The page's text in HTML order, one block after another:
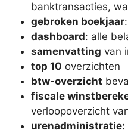
banktransacties,
gebroken boekjaar
dashboard: alle
samenvatting van
top 10 overzichten
btw-overzicht
fiscale
verloopoverzicht
urenadministratie: